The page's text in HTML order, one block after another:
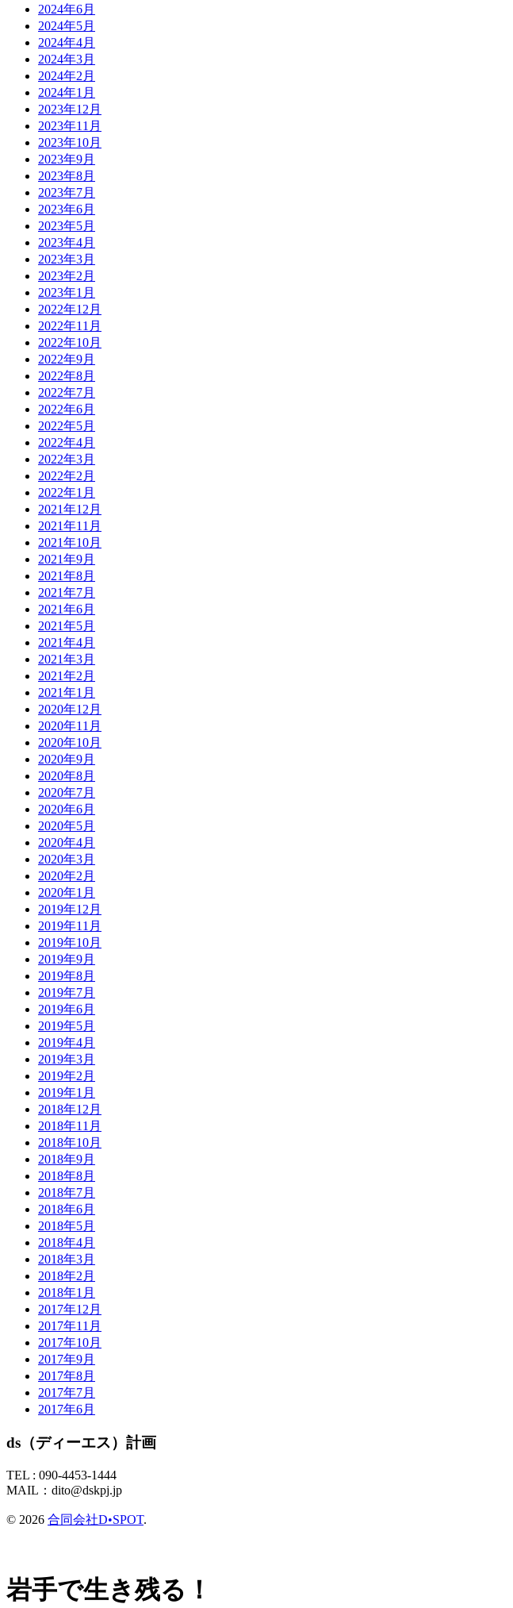
2024年6月
2024年5月
2024年4月
2024年3月
2024年2月
2024年1月
2023年12月
2023年11月
2023年10月
2023年9月
2023年8月
2023年7月
2023年6月
2023年5月
2023年4月
2023年3月
2023年2月
2023年1月
2022年12月
2022年11月
2022年10月
2022年9月
2022年8月
2022年7月
2022年6月
2022年5月
2022年4月
2022年3月
2022年2月
2022年1月
2021年12月
2021年11月
2021年10月
2021年9月
2021年8月
2021年7月
2021年6月
2021年5月
2021年4月
2021年3月
2021年2月
2021年1月
2020年12月
2020年11月
2020年10月
2020年9月
2020年8月
2020年7月
2020年6月
2020年5月
2020年4月
2020年3月
2020年2月
2020年1月
2019年12月
2019年11月
2019年10月
2019年9月
2019年8月
2019年7月
2019年6月
2019年5月
2019年4月
2019年3月
2019年2月
2019年1月
2018年12月
2018年11月
2018年10月
2018年9月
2018年8月
2018年7月
2018年6月
2018年5月
2018年4月
2018年3月
2018年2月
2018年1月
2017年12月
2017年11月
2017年10月
2017年9月
2017年8月
2017年7月
2017年6月
ds（ディーエス）計画
TEL : 090-4453-1444
MAIL： dito@dskpj.jp
© 2026 合同会社D•SPOT.
岩手で生き残る！